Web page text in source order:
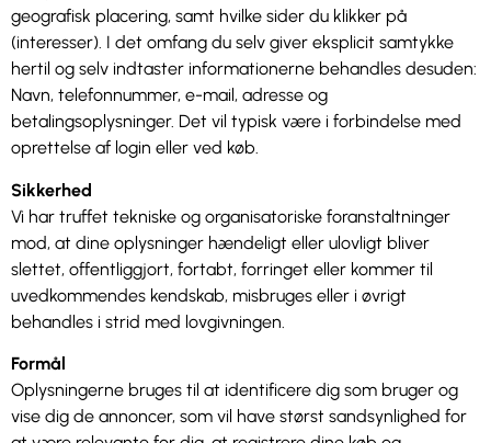
geografisk placering, samt hvilke sider du klikker på
(interesser). I det omfang du selv giver eksplicit samtykke
hertil og selv indtaster informationerne behandles desuden:
Navn, telefonnummer, e-mail, adresse og
betalingsoplysninger. Det vil typisk være i forbindelse med
oprettelse af login eller ved køb.
Sikkerhed
Vi har truffet tekniske og organisatoriske foranstaltninger
mod, at dine oplysninger hændeligt eller ulovligt bliver
slettet, offentliggjort, fortabt, forringet eller kommer til
uvedkommendes kendskab, misbruges eller i øvrigt
behandles i strid med lovgivningen.
Formål
Oplysningerne bruges til at identificere dig som bruger og
vise dig de annoncer, som vil have størst sandsynlighed for